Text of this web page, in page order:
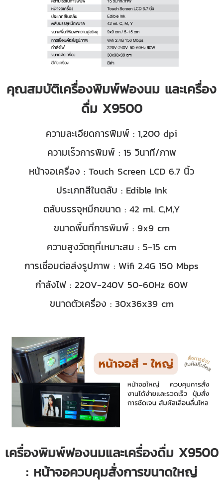
คุณสมบัติเครื่องพิมพ์ฟองนม และเครื่อง
ดื่ม X9500
ความละเอียดการพิมพ์ : 1,200 dpi
ความเร็วการพิมพ์ : 15 วินาที/ภาพ
หน้าจอเครื่อง : Touch Screen LCD 6.7 นิ้ว
ประเภทสีในตลับ : Edible Ink
ตลับบรรจุหมึกขนาด : 42 ml. C,M,Y
ขนาดพื้นที่การพิมพ์ : 9x9 cm
ความสูงวัตถุที่เหมาะสม : 5-15 cm
การเชื่อมต่อส่งรูปภาพ : Wifi 2.4G 150 Mbps
กำลังไฟ : 220V-240V 50-60Hz 60W
ขนาดตัวเครื่อง : 30x36x39 cm
เครื่องพิมพ์ฟองนมและเครื่องดื่ม X9500
: หน้าจอควบคุมสั่งการขนาดใหญ่